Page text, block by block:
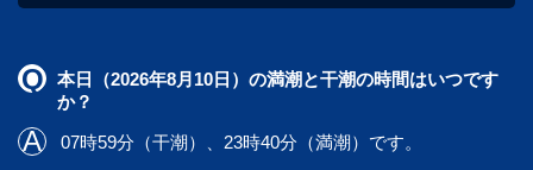
本日（2026年8月10日）の満潮と干潮の時間はいつです
か？
07時59分（干潮）、23時40分（満潮）です。